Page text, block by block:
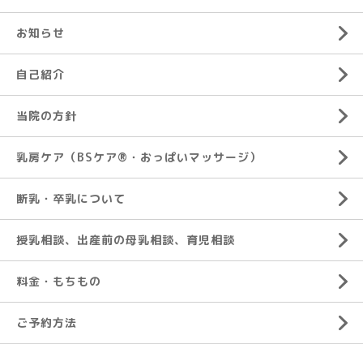
お知らせ
自己紹介
当院の方針
乳房ケア（BSケア®︎・おっぱいマッサージ）
断乳・卒乳について
授乳相談、出産前の母乳相談、育児相談
料金・もちもの
ご予約方法